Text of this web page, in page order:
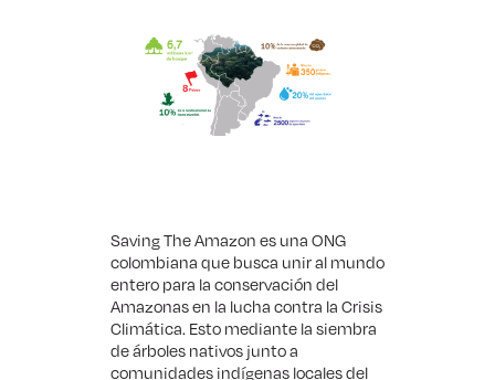
Saving The Amazon es una ONG
colombiana que busca unir al mundo
entero para la conservación del
Amazonas en la lucha contra la Crisis
Climática. Esto mediante la siembra
de árboles nativos junto a
comunidades indígenas locales del